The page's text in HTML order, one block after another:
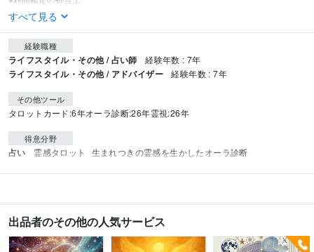
すべて見る
経験職種
ライフスタイル・その他 / 占い師 経験年数 : 7年
ライフスタイル・その他 / アドバイザー 経験年数 : 7年
その他ツール
タロットカード:6年オーラ診断:26年霊視:26年
得意分野
占い 霊感タロット 生まれつきの霊感を生かしたオーラ診断
出品者のその他の人気サービス